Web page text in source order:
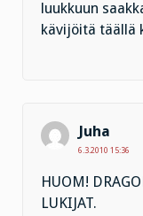
luukkuun
kävijöitä täällä
Juha
6.3.2010 15:36
HUOM!
LUKIJAT.